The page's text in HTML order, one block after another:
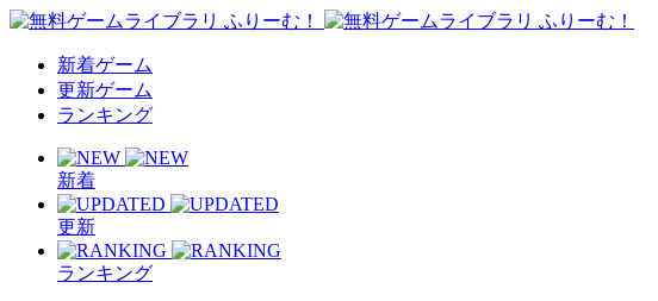
新着ゲーム
更新ゲーム
ランキング
新着
更新
ランキング